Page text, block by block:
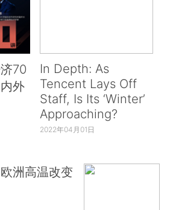
70
外
In Depth: As
Tencent Lays Off
Staff, Is Its ‘Winter’
Approaching?
2022年04月01日
洲高温改变